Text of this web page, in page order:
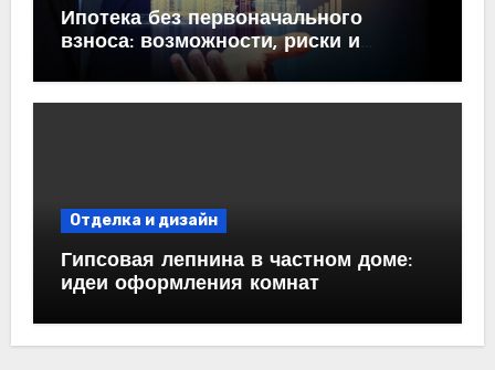
Ипотека без первоначального
взноса: возможности, риски и
практические рекомендации<
Отделка и дизайн
Гипсовая лепнина в частном доме:
идеи оформления комнат